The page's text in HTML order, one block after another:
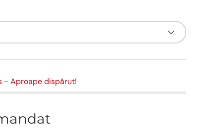
- Aproape dispărut!